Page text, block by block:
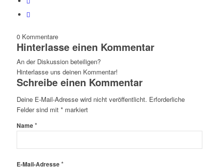
0 Kommentare
Hinterlasse einen Kommentar
An der Diskussion beteiligen?
Hinterlasse uns deinen Kommentar!
Schreibe einen Kommentar
Deine E-Mail-Adresse wird nicht veröffentlicht. Erforderliche
Felder sind mit *markiert
Name*
E-Mail-Adresse*